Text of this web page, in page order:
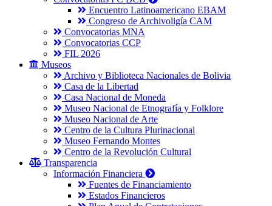
Encuentro Latinoamericano EBAM
Congreso de Archivoligía CAM
Convocatorias MNA
Convocatorias CCP
FIL 2026
Museos
Archivo y Biblioteca Nacionales de Bolivia
Casa de la Libertad
Casa Nacional de Moneda
Museo Nacional de Etnografía y Folklore
Museo Nacional de Arte
Centro de la Cultura Plurinacional
Museo Fernando Montes
Centro de la Revolución Cultural
Transparencia
Información Financiera
Fuentes de Financiamiento
Estados Financieros